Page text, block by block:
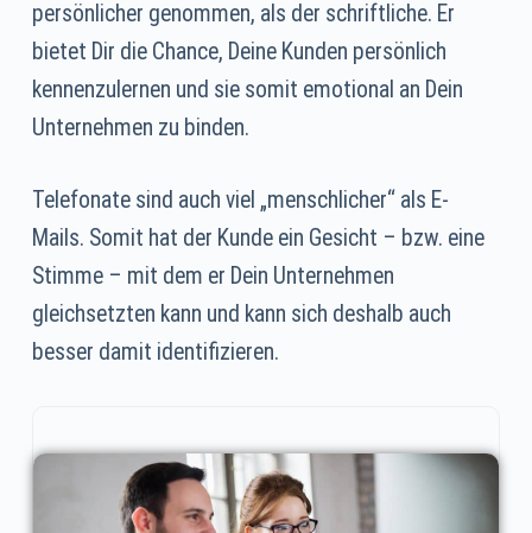
persönlicher genommen, als der schriftliche. Er
bietet Dir die Chance, Deine Kunden persönlich
kennenzulernen und sie somit emotional an Dein
Unternehmen zu binden.
Telefonate sind auch viel „menschlicher“ als E-
Mails. Somit hat der Kunde ein Gesicht – bzw. eine
Stimme – mit dem er Dein Unternehmen
gleichsetzten kann und kann sich deshalb auch
besser damit identifizieren.